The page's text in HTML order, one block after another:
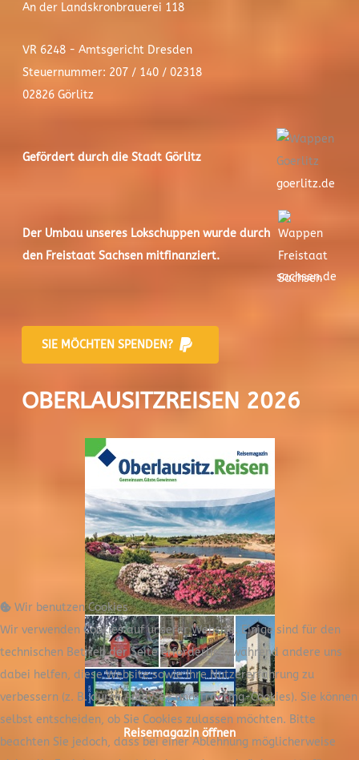
An der Landskronbrauerei 118
VR 6248 - Amtsgericht Dresden
Steuernummer: 207 / 140 / 02318
02826 Görlitz
Gefördert durch die Stadt Görlitz
goerlitz.de
Der Umbau unseres Lokschuppen wurde durch
den Freistaat Sachsen mitfinanziert.
sachsen.de
SIE MÖCHTEN SPENDEN?
OBERLAUSITZREISEN 2026
Reisemagazin öffnen
Wir benutzen Cookies
Wir verwenden Cookies auf unserer Website. Einige sind für den
technischen Betrieb der Seite erforderlich, während andere uns
dabei helfen, diese Website sowie Ihre Nutzererfahrung zu
verbessern (z. B. durch Analyse- und Tracking-Cookies). Sie können
selbst entscheiden, ob Sie Cookies zulassen möchten. Bitte
beachten Sie jedoch, dass bei einer Ablehnung möglicherweise